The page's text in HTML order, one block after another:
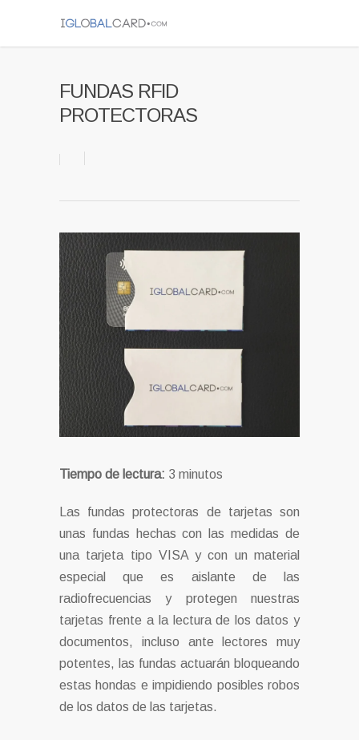
FUNDAS RFID
PROTECTORAS
Tiempo de lectura: 3 minutos
Las fundas protectoras de tarjetas son
unas fundas hechas con las medidas de
una tarjeta tipo VISA y con un material
especial que es aislante de las
radiofrecuencias y protegen nuestras
tarjetas frente a la lectura de los datos y
documentos, incluso ante lectores muy
potentes, las fundas actuarán bloqueando
estas hondas e impidiendo posibles robos
de los datos de las tarjetas.